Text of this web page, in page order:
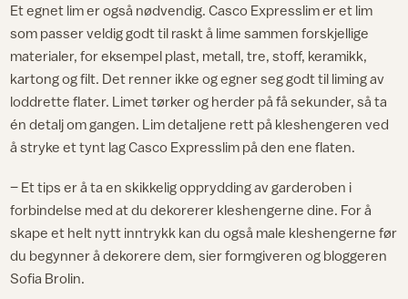
Et egnet lim er også nødvendig. Casco Expresslim er et lim
som passer veldig godt til raskt å lime sammen forskjellige
materialer, for eksempel plast, metall, tre, stoff, keramikk,
kartong og filt. Det renner ikke og egner seg godt til liming av
loddrette flater. Limet tørker og herder på få sekunder, så ta
én detalj om gangen. Lim detaljene rett på kleshengeren ved
å stryke et tynt lag Casco Expresslim på den ene flaten.
– Et tips er å ta en skikkelig opprydding av garderoben i
forbindelse med at du dekorerer kleshengerne dine. For å
skape et helt nytt inntrykk kan du også male kleshengerne før
du begynner å dekorere dem, sier formgiveren og bloggeren
Sofia Brolin.